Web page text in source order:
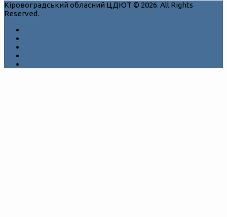
Кіровоградський обласний ЦДЮТ © 2026. All Rights
Reserved.